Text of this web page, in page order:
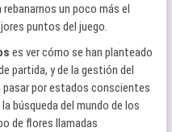
un poco más el
puntos del juego.
es ver cómo se han planteado
partida, y de la gestión del
pasar por estados conscientes
búsqueda del mundo de los
de flores llamadas